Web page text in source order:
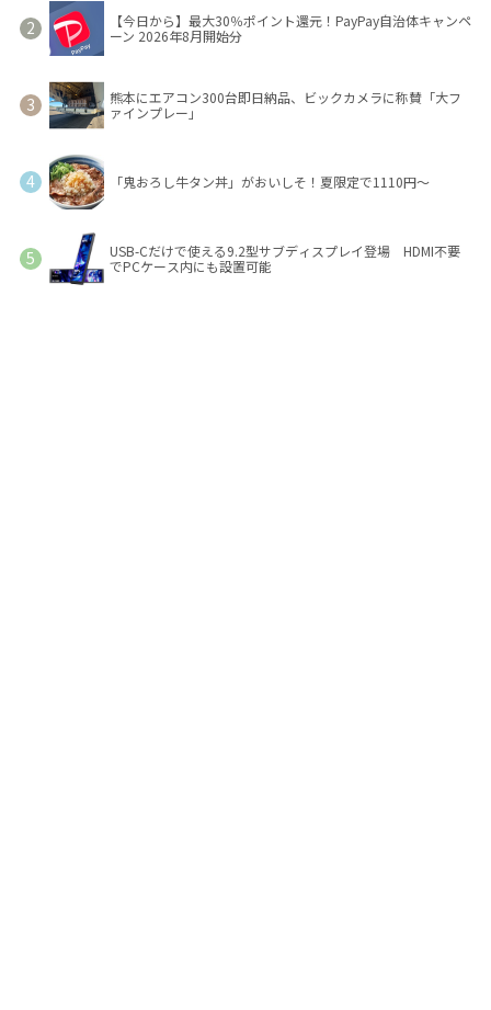
【今日から】最大30％ポイント還元！PayPay自治体キャンペ
ーン 2026年8月開始分
熊本にエアコン300台即日納品、ビックカメラに称賛「大フ
ァインプレー」
「鬼おろし牛タン丼」がおいしそ！夏限定で1110円～
USB-Cだけで使える9.2型サブディスプレイ登場 HDMI不要
でPCケース内にも設置可能